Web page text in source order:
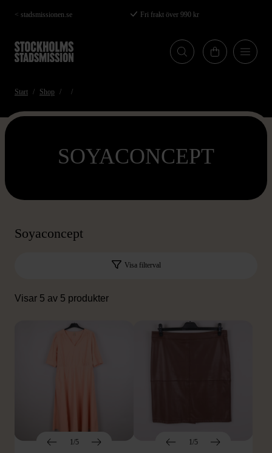
Hoppa
till
huvudinnehåll
< stadsmissionen.se Fri frakt över 990 kr
Start Shop
SOYACONCEPT
Soyaconcept
Visa filterval
Visar 5 av 5 produkter
1/5
1/5